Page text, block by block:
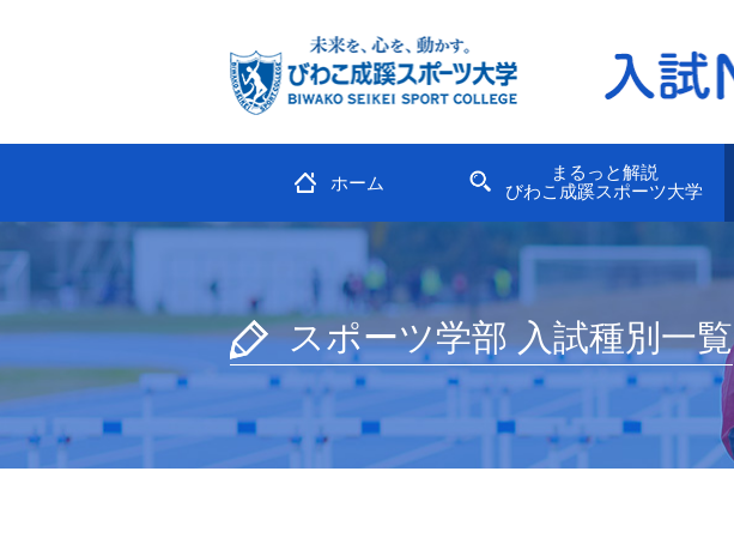
ホーム
まるっと解説
びわこ成蹊スポーツ大学
スポーツ学部 入試種別一覧